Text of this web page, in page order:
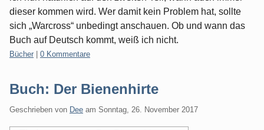
dieser kommen wird. Wer damit kein Problem hat, sollte
sich „Warcross“ unbedingt anschauen. Ob und wann das
Buch auf Deutsch kommt, weiß ich nicht.
Kategorien:
Bücher 0 Kommentare
Buch: Der Bienenhirte
Geschrieben von Dee am Sonntag, 26. November 2017